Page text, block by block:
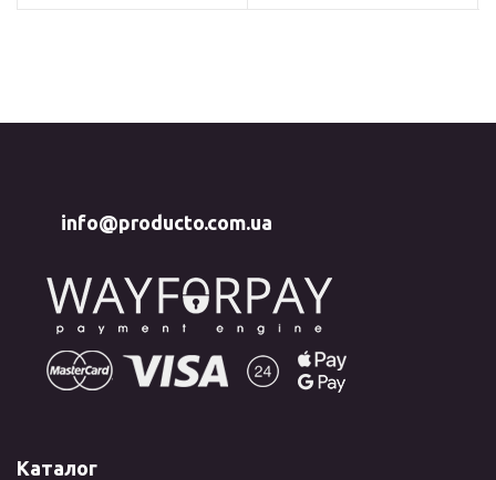
info@producto.com.ua
Каталог